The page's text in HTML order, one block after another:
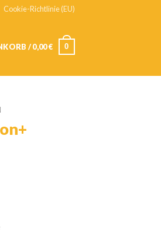
Cookie-Richtlinie (EU)
/0,00€ 0